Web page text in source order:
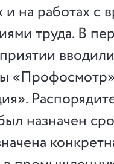
и на работах с
труда. В
назначен